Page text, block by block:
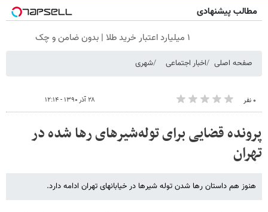
مطالب پیشنهادی
۱ میلیارد اعتبار خرید طلا | بدون ضامن و چک
صفحه اصلی اخبار اجتماعی شهری
۰ نفر ۲۸ آذر ۱۳۹۰ - ۱۲:۱۴
پرونده قضایی برای توله‌‌شیرهای رها شده در
تهران
هنوز هم داستان رها شدن توله شیرها در خیابانهای تهران ادامه دارد.